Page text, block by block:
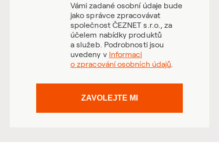
Vámi zadané osobní údaje bude
jako správce zpracovávat
společnost ČEZNET s.r.o., za
účelem nabídky produktů
a služeb. Podrobnosti jsou
uvedeny v Informaci
o zpracování osobních údajů.
ZAVOLEJTE MI